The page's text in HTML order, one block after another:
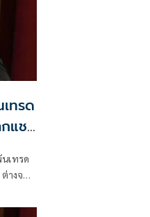
ทรด
แชร์
เทรด